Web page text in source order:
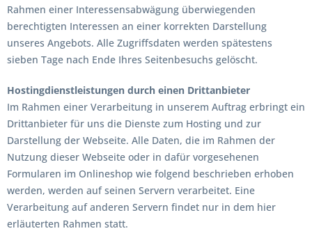
Rahmen einer Interessensabwägung überwiegenden
berechtigten Interessen an einer korrekten Darstellung
unseres Angebots. Alle Zugriffsdaten werden spätestens
sieben Tage nach Ende Ihres Seitenbesuchs gelöscht.
Hostingdienstleistungen durch einen Drittanbieter
Im Rahmen einer Verarbeitung in unserem Auftrag erbringt ein
Drittanbieter für uns die Dienste zum Hosting und zur
Darstellung der Webseite. Alle Daten, die im Rahmen der
Nutzung dieser Webseite oder in dafür vorgesehenen
Formularen im Onlineshop wie folgend beschrieben erhoben
werden, werden auf seinen Servern verarbeitet. Eine
Verarbeitung auf anderen Servern findet nur in dem hier
erläuterten Rahmen statt.